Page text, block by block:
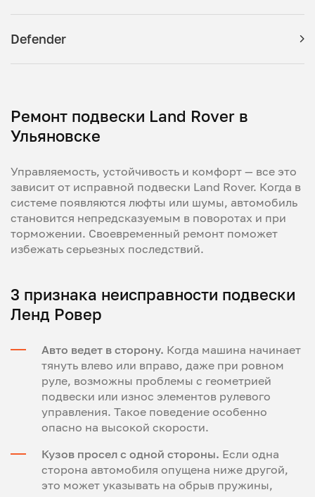
Defender
Ремонт подвески Land Rover в
Ульяновске
Управляемость, устойчивость и комфорт — все это
зависит от исправной подвески Land Rover. Когда в
системе появляются люфты или шумы, автомобиль
становится непредсказуемым в поворотах и при
торможении. Своевременный ремонт поможет
избежать серьезных последствий.
3 признака неисправности подвески
Ленд Ровер
Авто ведет в сторону. Когда машина начинает
тянуть влево или вправо, даже при ровном
руле, возможны проблемы с геометрией
подвески или износ элементов рулевого
управления. Такое поведение особенно
опасно на высокой скорости.
Кузов просел с одной стороны. Если одна
сторона автомобиля опущена ниже другой,
это может указывать на обрыв пружины,